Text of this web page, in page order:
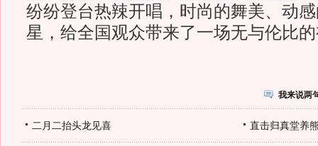
纷纷登台热辣开唱，时尚的舞美、动
星，给全国观众带来了一场无与伦比
我来说两
二月二抬头龙见喜 直击归真堂养